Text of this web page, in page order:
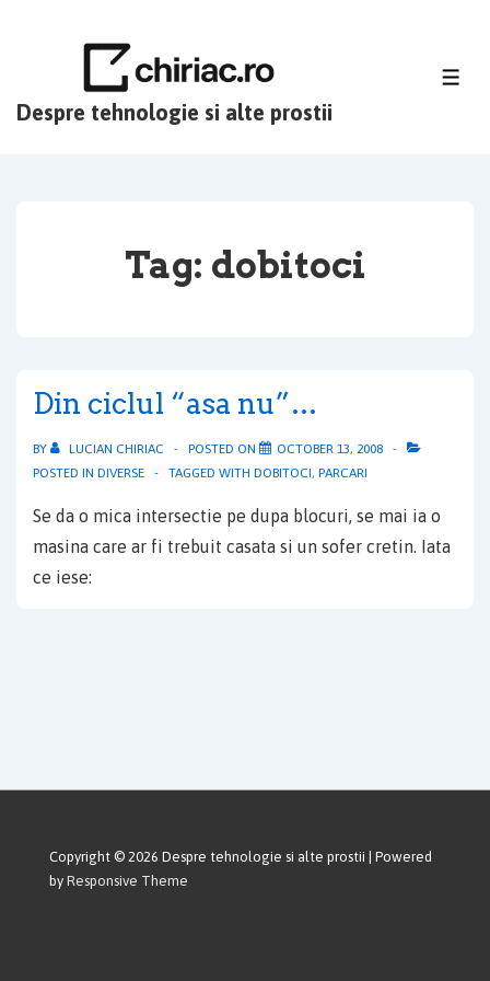
MainDespre tehnologie si alte prostii
Tag: dobitoci
Din ciclul “asa nu”…
BY LUCIAN CHIRIAC POSTED ON
OCTOBER 13, 2008
POSTED IN DIVERSE TAGGED WITH DOBITOCI, PARCARI
Se da o mica intersectie pe dupa blocuri, se mai ia o
masina care ar fi trebuit casata si un sofer cretin. Iata
ce iese:
Copyright © 2026 Despre tehnologie si alte prostii
| Powered
by Responsive Theme